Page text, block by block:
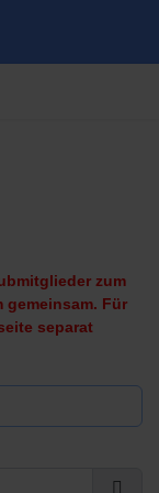
zum
Für
separat